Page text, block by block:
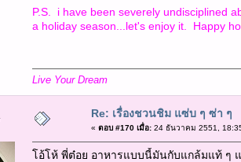
P.S. i have been severely undisciplined
a holiday season...let's enjoy it. Happy
Live Your Dream
Re: เรื่องชวนชิม แซ่บ ๆ ซ่า ๆ
« ตอบ #170 เมื่อ:24 ธันวาคม 2551,
โอ้โห้ พี่ต๋อย อาหารแบบนี้มันกับแกล้มแท้ ๆ